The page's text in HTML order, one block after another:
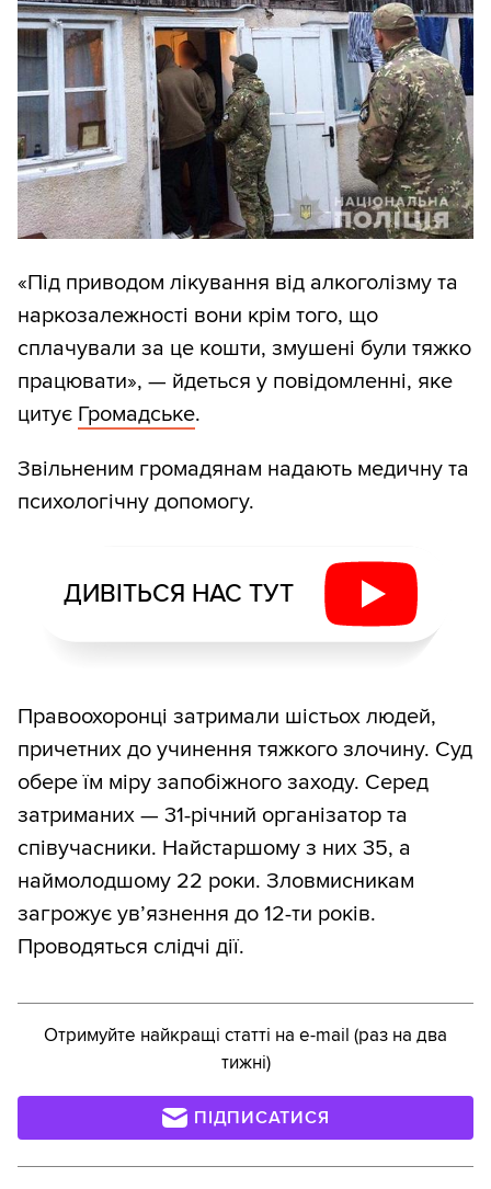
«Під приводом лікування від алкоголізму та
наркозалежності вони крім того, що
сплачували за це кошти, змушені були тяжко
працювати», — йдеться у повідомленні, яке
цитує Громадське.
Звільненим громадянам надають медичну та
психологічну допомогу.
ДИВІТЬСЯ НАС ТУТ
Правоохоронці затримали шістьох людей,
причетних до учинення тяжкого злочину. Суд
обере їм міру запобіжного заходу. Серед
затриманих — 31-річний організатор та
співучасники. Найстаршому з них 35, а
наймолодшому 22 роки. Зловмисникам
загрожує ув’язнення до 12-ти років.
Проводяться слідчі дії.
Отримуйте найкращі статті на e-mail (раз на два
тижні)
ПІДПИСАТИСЯ